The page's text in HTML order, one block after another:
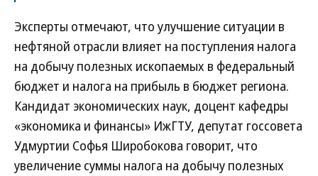
Эксперты отмечают, что улучшение ситуации в
нефтяной отрасли влияет на поступления налога
на добычу полезных ископаемых в федеральный
бюджет и налога на прибыль в бюджет региона.
Кандидат экономических наук, доцент кафедры
«экономика и финансы» ИжГТУ, депутат госсовета
Удмуртии Софья Широбокова говорит, что
увеличение суммы налога на добычу полезных